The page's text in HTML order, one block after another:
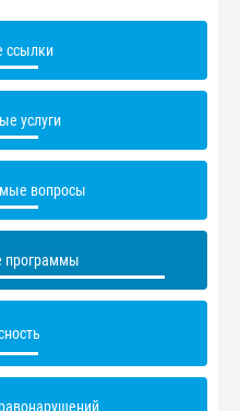
ссылки
услуги
вопросы
программы